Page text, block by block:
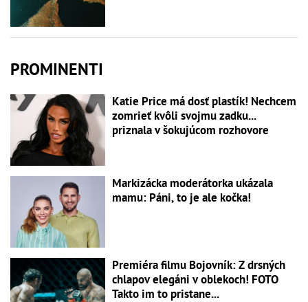
PROMINENTI
Katie Price má dosť plastík! Nechcem
zomrieť kvôli svojmu zadku...
priznala v šokujúcom rozhovore
Markizácka moderátorka ukázala
mamu: Páni, to je ale kočka!
Premiéra filmu Bojovník: Z drsných
chlapov elegáni v oblekoch! FOTO
Takto im to pristane...